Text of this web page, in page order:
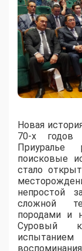
Новая
70-х годов
Приуралье
поисковые
стало
непростой
сложной
породами и
Суровый